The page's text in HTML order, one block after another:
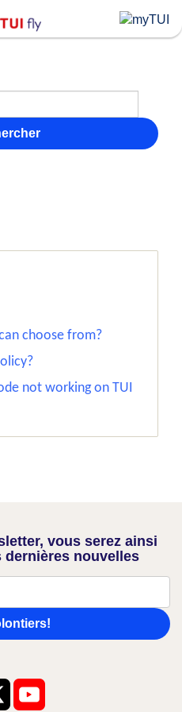
choose from?
not working on TUI
vous serez ainsi
nouvelles